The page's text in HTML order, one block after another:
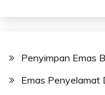
Penyimpan Emas
Emas Penyelamat